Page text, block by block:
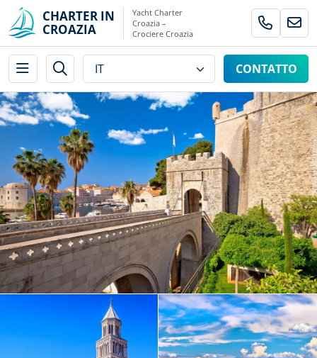
CHARTER IN
CROAZIA
Yacht Charter
Croazia –
Crociere Croazia
CONTATTO